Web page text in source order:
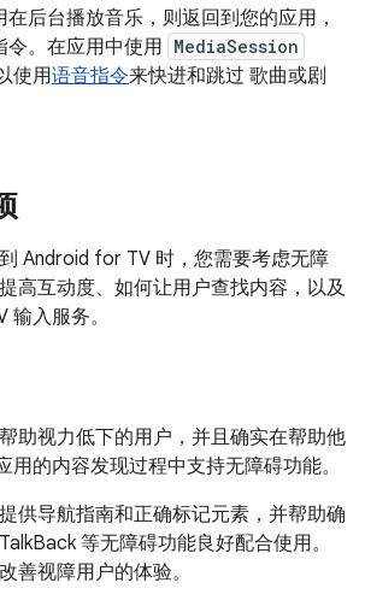
后台播放音乐，则返回到您的应用，
令。在应用中使用 MediaSession
使用语音指令来快进和跳过 歌曲或剧
Android for TV 时，您需要考虑无障
高互动度、如何让用户查找内容，以及
输入服务。
助视力低下的用户，并且确实在帮助他
用的内容发现过程中支持无障碍功能。
供导航指南和正确标记元素，并帮助确
等无障碍功能良好配合使用。
善视障用户的体验。